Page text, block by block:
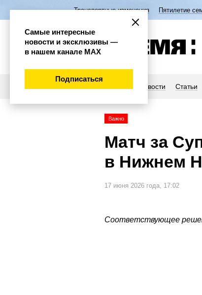
Транспортные изменения Пятилетие
Новости Статьи
Важно
Матч за
в Нижнем
17 июня 2026 года, 17:02
Соответствующее
Самые интересные
новости и эксклюзивы —
в нашем канале МАХ
Подписаться